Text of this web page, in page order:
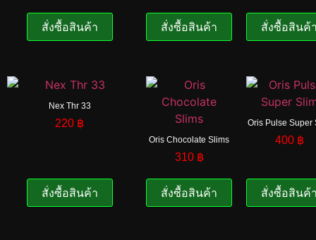
สั่งซื้อสินค้า สั่งซื้อสินค้า สั่งซื้อสินค้
Nex Thr 33
220 ฿
สั่งซื้อสินค้า
Oris Chocolate Slims
310 ฿
สั่งซื้อสินค้า
Oris Pulse Super
400 ฿
สั่งซื้อสินค้